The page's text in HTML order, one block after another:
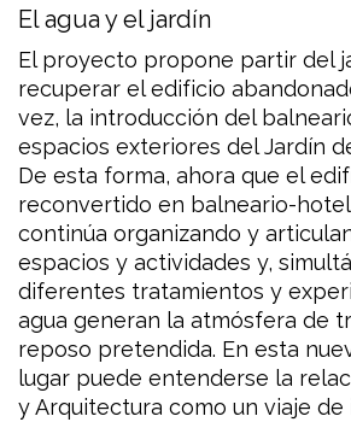
El agua y el jardín
El proyecto propone partir del
recuperar el edificio
vez, la introducción del
espacios exteriores del Jardín
De esta forma, ahora que el
reconvertido en balneario-
continúa organizando y
espacios y actividades y,
diferentes tratamientos y
agua generan la atmósfera de
reposo pretendida. En esta
lugar puede entenderse la
y Arquitectura como un viaje de